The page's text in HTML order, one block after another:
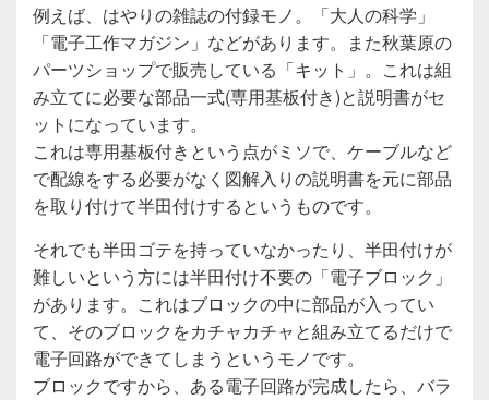
例えば、はやりの雑誌の付録モノ。「大人の科学」
「電子工作マガジン」などがあります。また秋葉原の
パーツショップで販売している「キット」。これは組
み立てに必要な部品一式(専用基板付き)と説明書がセ
ットになっています。
これは専用基板付きという点がミソで、ケーブルなど
で配線をする必要がなく図解入りの説明書を元に部品
を取り付けて半田付けするというものです。
それでも半田ゴテを持っていなかったり、半田付けが
難しいという方には半田付け不要の「電子ブロック」
があります。これはブロックの中に部品が入ってい
て、そのブロックをカチャカチャと組み立てるだけで
電子回路ができてしまうというモノです。
ブロックですから、ある電子回路が完成したら、バラ